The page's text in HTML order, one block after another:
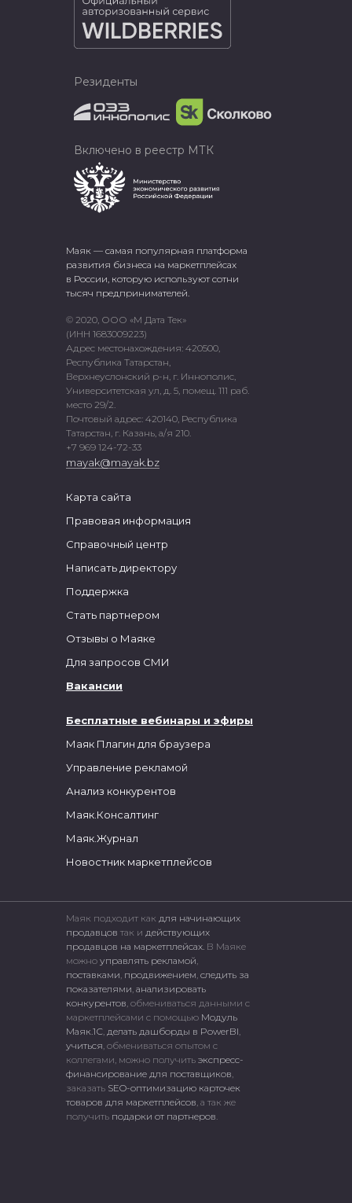
Маяк — самая популярная платформа
развития бизнеса на маркетплейсах
в России, которую используют сотни
тысяч предпринимателей.
© 2020, ООО «М Дата Тек»
(ИНН 1683009223)
Адрес местонахождения: 420500,
Республика Татарстан,
Верхнеуслонский р-н, г. Иннополис,
Университетская ул, д. 5, помещ. 111 раб.
место 29/2.
Почтовый адрес: 420140, Республика
Татарстан, г. Казань, а/я 210.
+7 969 124-72-33
mayak@mayak.bz
Бесплатные вебинары и эфиры
Маяк Плагин для браузера
Управление рекламой
Анализ конкурентов
Маяк.Консалтинг
Маяк.Журнал
Новостник маркетплейсов
Карта сайта
Правовая информация
Справочный центр
Написать директору
Поддержка
Стать партнером
Отзывы о Маяке
Для запросов СМИ
Вакансии
Резиденты
Включено в реестр МТК
Маяк подходит как для начинающих
продавцов так и действующих
продавцов на маркетплейсах. В Маяке
можно управлять рекламой
поставками продвижением следить за
показателями анализировать
конкурентов , обмениваться данными с
маркетплейсами c помощью Модуль
Маяк.1С делать дашборды в PowerBI
учиться , обмениваться опытом с
коллегами, можно получить экспресс-
финансирование для поставщиков
заказать SEO-оптимизацию карточек
товаров для маркетплейсов , а так же
получить подарки от партнеров